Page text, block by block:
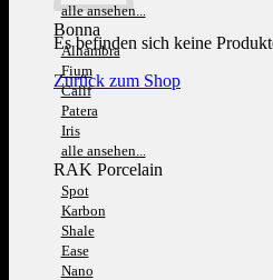
Es befinden sich keine
Zurück zum Shop
alle ansehen...
Bonna
Alhambra
Fium
Calif
Patera
Iris
alle ansehen...
RAK Porcelain
Spot
Karbon
Shale
Ease
Nano